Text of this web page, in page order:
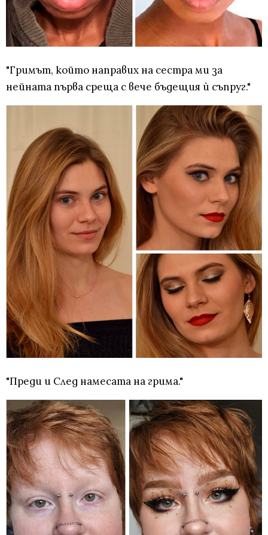
"Гримът, който направих на сестра ми за
нейната първа среща с вече бъдещия ѝ съпруг."
"Преди и След намесата на грима."